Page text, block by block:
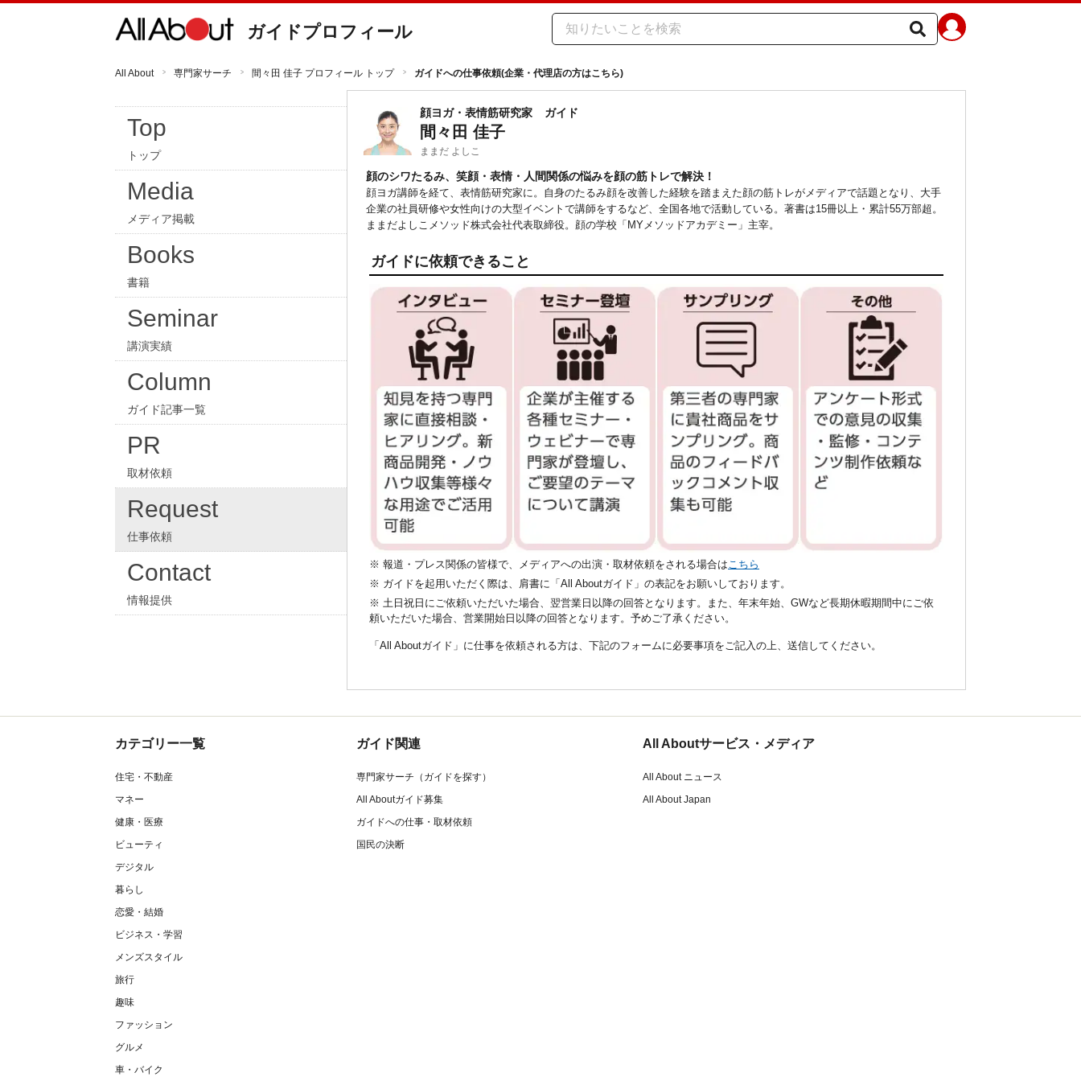
ガイドプロフィール
All About 専門家サーチ 間々田 佳子 プロフィール トップ ガイドへの仕事依頼(企業・代理店の方はこちら)
Top
トップ
Media
メディア掲載
Books
書籍
Seminar
講演実績
Column
ガイド記事一覧
PR
取材依頼
Request
仕事依頼
Contact
情報提供
顔ヨガ・表情筋研究家 ガイド
間々田 佳子
ままだ よしこ
顔のシワたるみ、笑顔・表情・人間関係の悩みを顔の筋トレで解決！
顔ヨガ講師を経て、表情筋研究家に。自身のたるみ顔を改善した経験を踏まえた顔の筋トレがメディアで話題となり、大手
企業の社員研修や女性向けの大型イベントで講師をするなど、全国各地で活動している。著書は15冊以上・累計55万部超。
ままだよしこメソッド株式会社代表取締役。顔の学校「MYメソッドアカデミー」主宰。
ガイドに依頼できること
※ 報道・プレス関係の皆様で、メディアへの出演・取材依頼をされる場合は こちら
※ ガイドを起用いただく際は、肩書に「All Aboutガイド」の表記をお願いしております。
※ 土日祝日にご依頼いただいた場合、翌営業日以降の回答となります。また、年末年始、GWなど長期休暇期間中にご依
頼いただいた場合、営業開始日以降の回答となります。予めご了承ください。
「All Aboutガイド」に仕事を依頼される方は、下記のフォームに必要事項をご記入の上、送信してください。
カテゴリー一覧
住宅・不動産
マネー
健康・医療
ビューティ
デジタル
暮らし
恋愛・結婚
ビジネス・学習
メンズスタイル
旅行
趣味
ファッション
グルメ
車・バイク
ガイド関連
専門家サーチ（ガイドを探す）
All Aboutガイド募集
ガイドへの仕事・取材依頼
国民の決断
All Aboutサービス・メディア
All About ニュース
All About Japan